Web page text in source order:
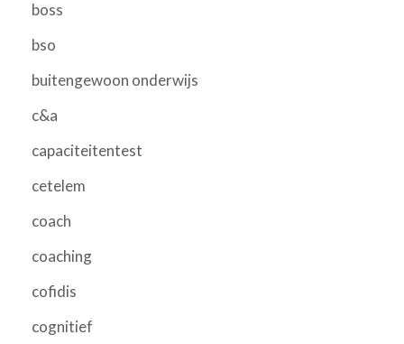
boss
bso
buitengewoon onderwijs
c&a
capaciteitentest
cetelem
coach
coaching
cofidis
cognitief